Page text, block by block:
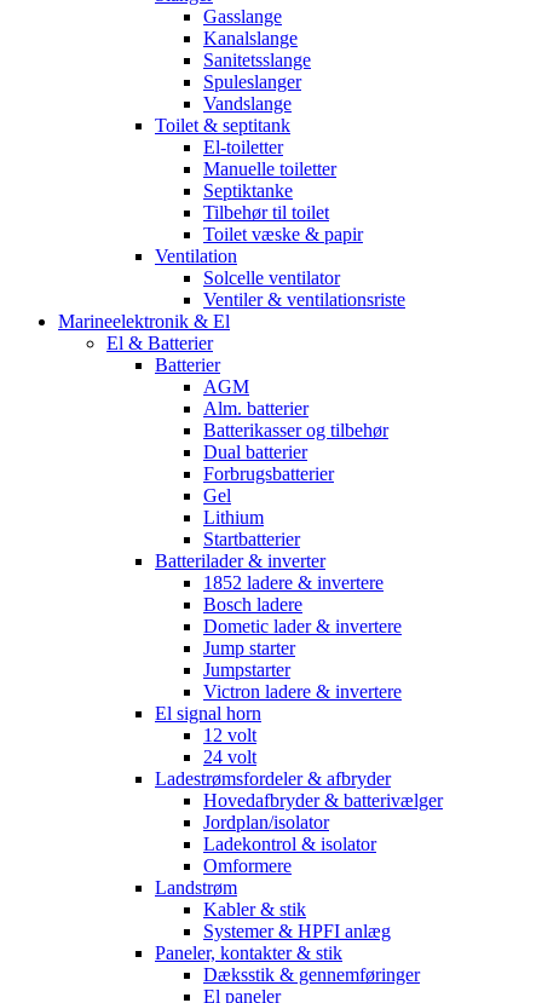
Gasslange
Kanalslange
Sanitetsslange
Spuleslanger
Vandslange
Toilet & septitank
El-toiletter
Manuelle toiletter
Septiktanke
Tilbehør til toilet
Toilet væske & papir
Ventilation
Solcelle ventilator
Ventiler & ventilationsriste
Marineelektronik & El
El & Batterier
Batterier
AGM
Alm. batterier
Batterikasser og tilbehør
Dual batterier
Forbrugsbatterier
Gel
Lithium
Startbatterier
Batterilader & inverter
1852 ladere & invertere
Bosch ladere
Dometic lader & invertere
Jump starter
Jumpstarter
Victron ladere & invertere
El signal horn
12 volt
24 volt
Ladestrømsfordeler & afbryder
Hovedafbryder & batterivælger
Jordplan/isolator
Ladekontrol & isolator
Omformere
Landstrøm
Kabler & stik
Systemer & HPFI anlæg
Paneler, kontakter & stik
Dæksstik & gennemføringer
El paneler